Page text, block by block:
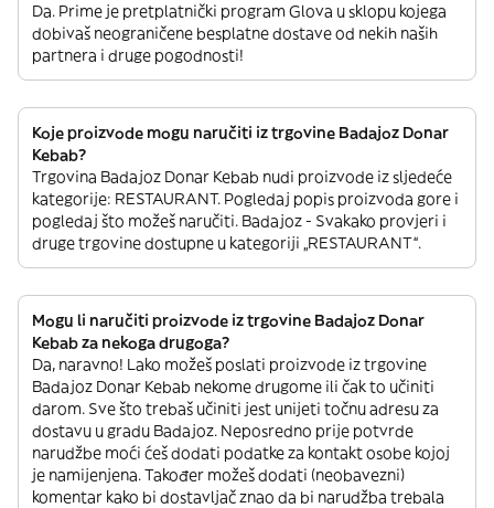
Da. Prime je pretplatnički program Glova u sklopu kojega
dobivaš neograničene besplatne dostave od nekih naših
partnera i druge pogodnosti!
Koje proizvode mogu naručiti iz trgovine Badajoz Donar
Kebab?
Trgovina Badajoz Donar Kebab nudi proizvode iz sljedeće
kategorije: RESTAURANT. Pogledaj popis proizvoda gore i
pogledaj što možeš naručiti. Badajoz - Svakako provjeri i
druge trgovine dostupne u kategoriji „RESTAURANT“.
Mogu li naručiti proizvode iz trgovine Badajoz Donar
Kebab za nekoga drugoga?
Da, naravno! Lako možeš poslati proizvode iz trgovine
Badajoz Donar Kebab nekome drugome ili čak to učiniti
darom. Sve što trebaš učiniti jest unijeti točnu adresu za
dostavu u gradu Badajoz. Neposredno prije potvrde
narudžbe moći ćeš dodati podatke za kontakt osobe kojoj
je namijenjena. Također možeš dodati (neobavezni)
komentar kako bi dostavljač znao da bi narudžba trebala